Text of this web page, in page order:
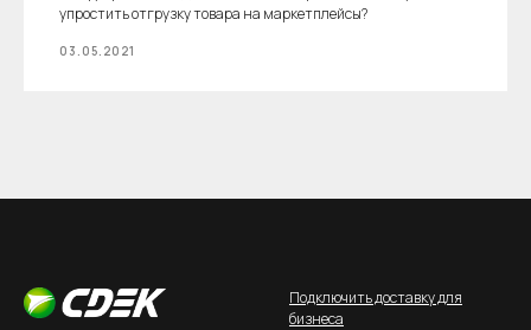
упростить отгрузку товара на маркетплейсы?
03.05.2021
Подключить доставку для
бизнеса